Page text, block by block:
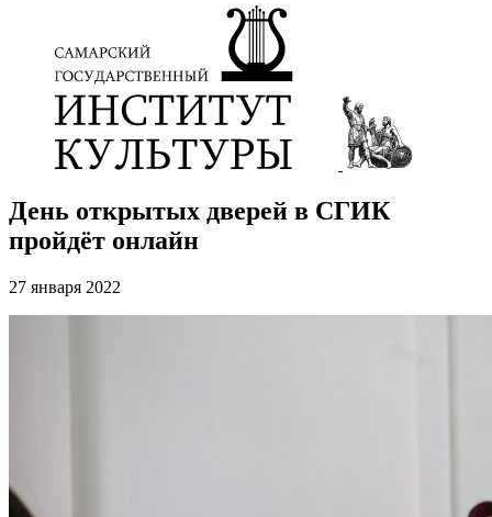
День открытых дверей в СГИК
пройдёт онлайн
27 января 2022